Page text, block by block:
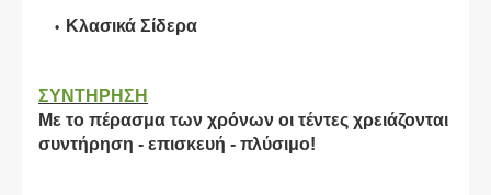
Κλασικά Σίδερα
ΣΥΝΤΗΡΗΣΗ
Με το πέρασμα των χρόνων οι τέντες χρειάζονται
συντήρηση - επισκευή - πλύσιμο!